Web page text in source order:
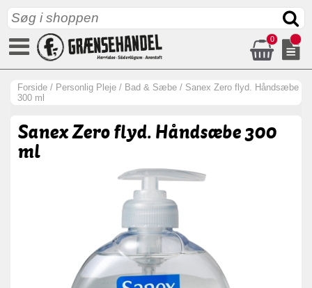
0
Forside / Personlig Pleje / Bad & Sæbe / Sanex Zero flyd. Håndsæbe
300 ml
Sanex Zero flyd. Håndsæbe 300
ml